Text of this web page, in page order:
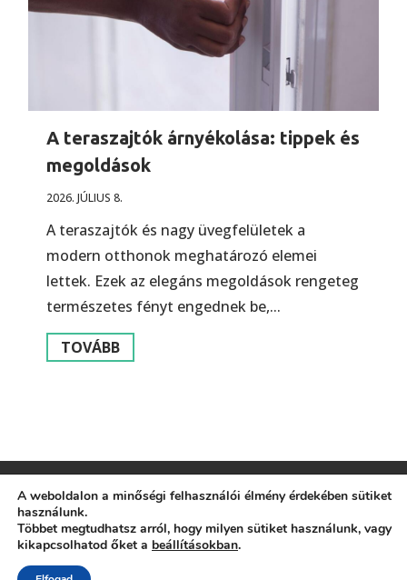
A teraszajtók árnyékolása: tippek és
megoldások
2026. JÚLIUS 8.
A teraszajtók és nagy üvegfelületek a
modern otthonok meghatározó elemei
lettek. Ezek az elegáns megoldások rengeteg
természetes fényt engednek be,...
TOVÁBB
Impresszum
A weboldalon a minőségi felhasználói élmény érdekében sütiket
használunk.
Többet megtudhatsz arról, hogy milyen sütiket használunk, vagy
kikapcsolhatod őket a beállításokban.